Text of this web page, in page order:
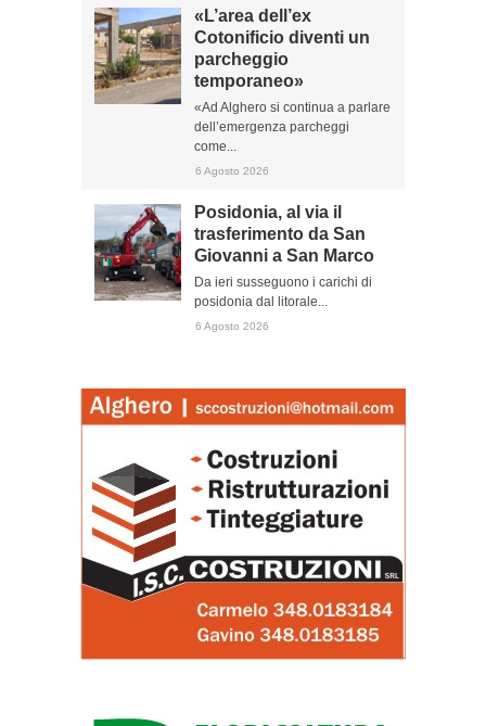
«L’area dell’ex
Cotonificio diventi un
parcheggio
temporaneo»
«Ad Alghero si continua a parlare
dell’emergenza parcheggi
come...
6 Agosto 2026
Posidonia, al via il
trasferimento da San
Giovanni a San Marco
Da ieri susseguono i carichi di
posidonia dal litorale...
6 Agosto 2026